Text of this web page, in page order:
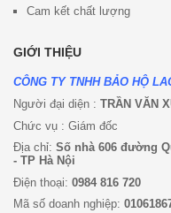
Cam kết chất lượng
GIỚI THIỆU
CÔNG TY TNHH BẢO HỘ
Người đại diện : TRẦN VĂN
Chức vụ : Giám đốc
Địa chỉ: Số nhà 606 đường
- TP Hà Nội
Điện thoại: 0984 816 720
Mã số doanh nghiệp: